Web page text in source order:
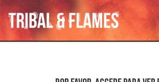
Saltar al contenido